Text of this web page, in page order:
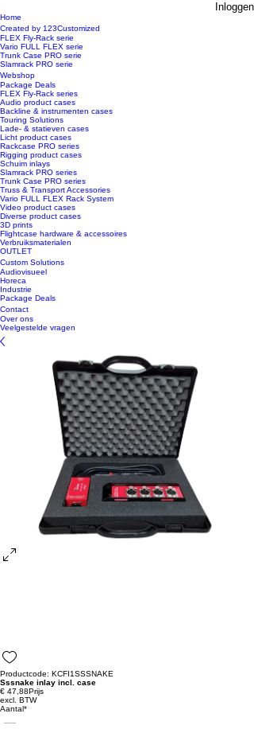
Inloggen
Home
Created by 123Customized
FLEX Fly-Rack serie
Vario FULL FLEX serie
Trunk Case PRO serie
Slamrack PRO serie
Webshop
Package Deals
FLEX Fly-Rack series
Audio product cases
Backline & instrumenten cases
Touring Solutions
Lade- & statieven cases
Licht product cases
Rackcase PRO series
Rigging product cases
Schuim inlays
Slamrack PRO series
Trunk Case PRO series
Truss & Transport Accessories
Vario FULL FLEX Rack System
Video product cases
Diverse product cases
3D prints
Flightcase hardware & accessoires
Verbruiksmaterialen
OUTLET
Custom Solutions
Audiovisueel
Horeca
Industrie
Package Deals
Contact
Over ons
Veelgestelde vragen
Productcode: KCFI1SSSNAKE
Sssnake inlay incl. case
€ 47,88Prijs
excl. BTW
Aantal*